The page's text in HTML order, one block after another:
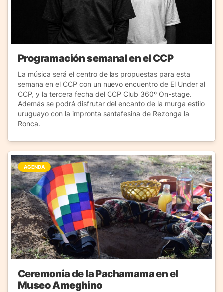
Programación semanal en el CCP
La música será el centro de las propuestas para esta
semana en el CCP con un nuevo encuentro de El Under al
CCP, y la tercera fecha del CCP Club 360º On-stage.
Además se podrá disfrutar del encanto de la murga estilo
uruguayo con la impronta santafesina de Rezonga la
Ronca.
AGENDA
Ceremonia de la Pachamama en el
Museo Ameghino